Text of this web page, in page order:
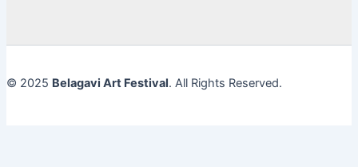
© 2025 Belagavi Art Festival. All Rights Reserved.